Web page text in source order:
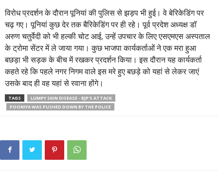
विरोध प्रदर्शन के दौरान पूनियां की पुलिस से झड़प भी हुई। वे बेरिकेडिंग पर
चढ़ गए। पूनियां कुछ देर तक बैरिकेडिंग पर ही रहे। पूर्व प्रदेश अध्यक्ष डॉ
अरुण चतुर्वेदी को भी हल्की चोट आई, उन्हें उपचार के लिए एसएमएस अस्पताल
के ट्रोमा सेंटर में ले जाया गया। कुछ भाजपा कार्यकर्ताओं ने एक मरा हुआ
बछड़ा भी सड़क के बीच में रखकर प्रदर्शन किया। इस दौरान यह कार्यकर्ता
कहते रहे कि पहले नगर निगम वाले इस मरे हुए बछड़े को यहां से लेकर जाएं
उसके बाद ही वह यहां से रवाना होंगे।
TAGS
LUMPY SKIN DISEASE - BJP'S ATTACK
POONIYA WAS PUSHED DOWN BY THE POLICE